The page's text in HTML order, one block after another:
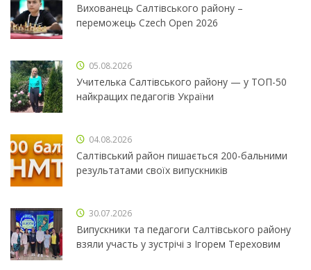
Вихованець Салтівського району –
переможець Czech Open 2026
05.08.2026
Учителька Салтівського району — у ТОП-50
найкращих педагогів України
04.08.2026
Салтівський район пишається 200-бальними
результатами своїх випускників
30.07.2026
Випускники та педагоги Салтівського району
взяли участь у зустрічі з Ігорем Тереховим